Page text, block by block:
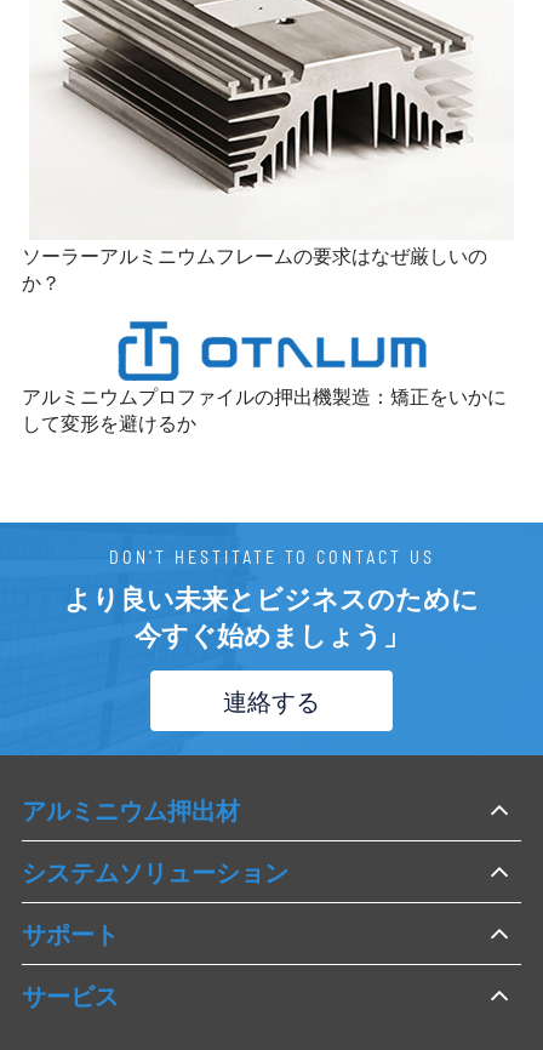
ソーラーアルミニウムフレームの要求はなぜ厳しいの
か？
アルミニウムプロファイルの押出機製造：矯正をいかに
して変形を避けるか
DON'T HESTITATE TO CONTACT US
より良い未来とビジネスのために
今すぐ始めましょう」
連絡する
アルミニウム押出材
システムソリューション
サポート
サービス